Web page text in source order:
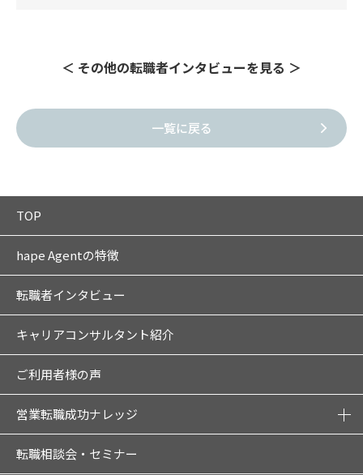
＜ その他の転職者インタビューを見る ＞
一覧に戻る
TOP
hape Agentの特徴
転職者インタビュー
キャリアコンサルタント紹介
ご利用者様の声
営業転職成功ナレッジ
転職相談会・セミナー